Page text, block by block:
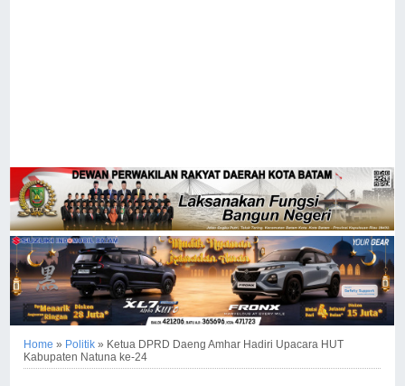
Home » Politik » Ketua DPRD Daeng Amhar Hadiri Upacara HUT
Kabupaten Natuna ke-24